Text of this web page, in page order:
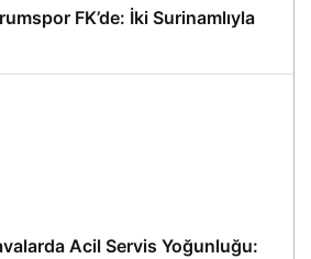
FK’de: İki Surinamlıyla
Acil Servis Yoğunluğu: